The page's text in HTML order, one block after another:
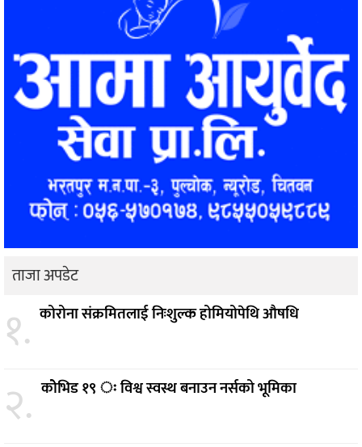
ताजा अपडेट
१. कोरोना संक्रमितलाई निःशुल्क होमियोपेथि औषधि
२. कोेभिड १९ ः विश्व स्वस्थ बनाउन नर्सको भूमिका